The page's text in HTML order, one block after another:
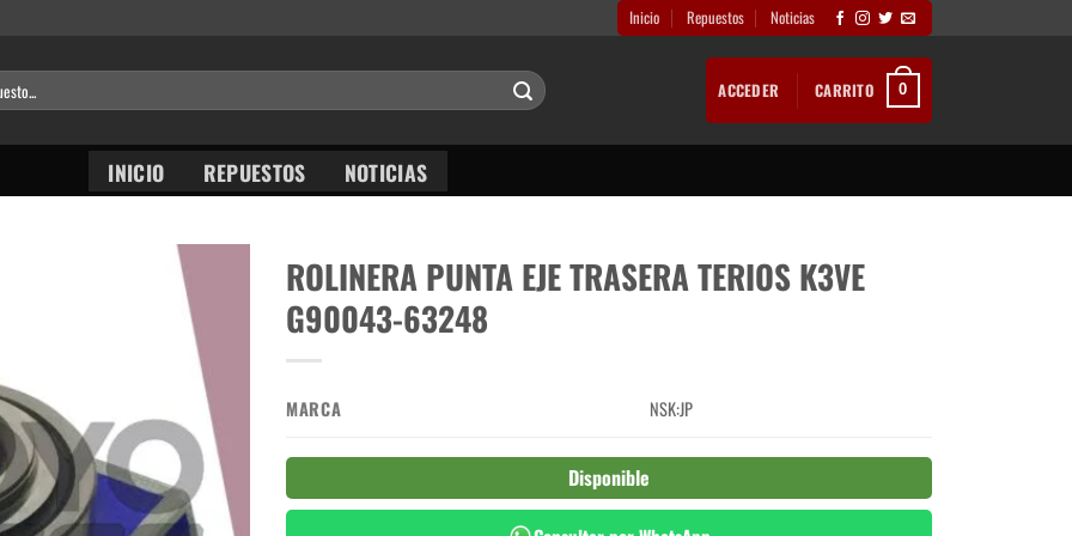
Inicio Repuestos Noticias
ACCEDER CARRITO 0
INICIO REPUESTOS NOTICIAS
ROLINERA PUNTA EJE TRASERA TERIOS K3VE
G90043-63248
MARCA NSK:JP
Disponible